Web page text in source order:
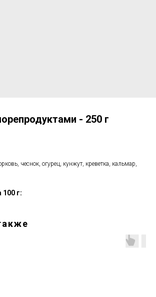
- 250 г
чеснок, огурец, кунжут, креветка, кальмар,
100 г: